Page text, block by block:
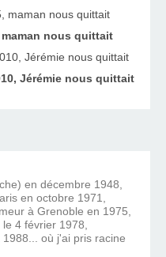
maman nous quittait
Jérémie nous quittait
en décembre 1948,
en octobre 1971,
à Grenoble en 1975,
4 février 1978,
où j'ai pris racine